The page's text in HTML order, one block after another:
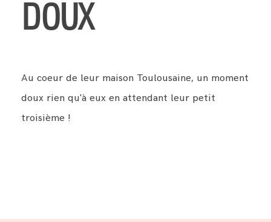
DOUX
Au coeur de leur maison Toulousaine, un moment
doux rien qu'à eux en attendant leur petit
troisième !